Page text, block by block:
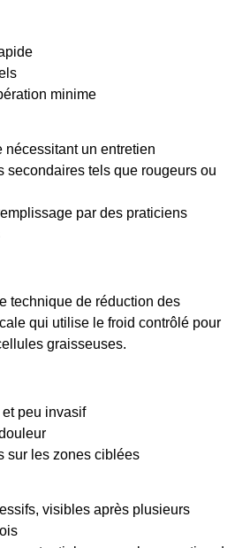
minime
nécessitant un entretien
secondaires tels que rougeurs ou
par des praticiens
technique de réduction des
qui utilise le froid contrôlé pour
graisseuses.
peu invasif
sur les zones ciblées
visibles après plusieurs